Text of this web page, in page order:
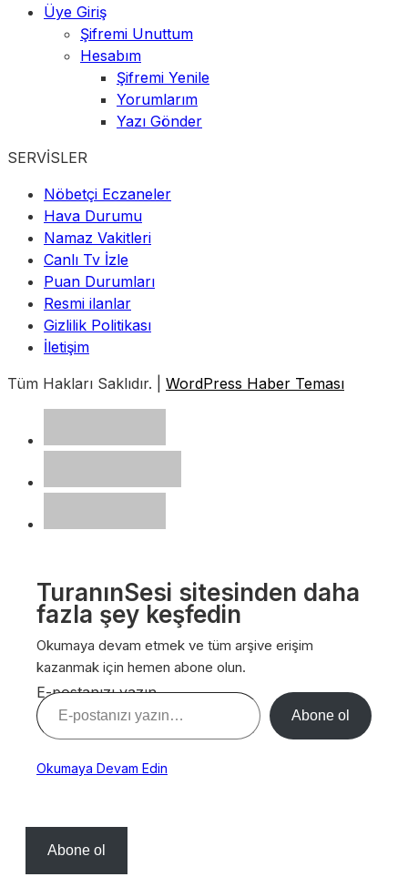
Üye Giriş
Şifremi Unuttum
Hesabım
Şifremi Yenile
Yorumlarım
Yazı Gönder
SERVİSLER
Nöbetçi Eczaneler
Hava Durumu
Namaz Vakitleri
Canlı Tv İzle
Puan Durumları
Resmi ilanlar
Gizlilik Politikası
İletişim
Tüm Hakları Saklıdır. | WordPress Haber Teması
TuranınSesi sitesinden daha
fazla şey keşfedin
Okumaya devam etmek ve tüm arşive erişim
kazanmak için hemen abone olun.
E-postanızı yazın…
Abone ol
Okumaya Devam Edin
Abone ol